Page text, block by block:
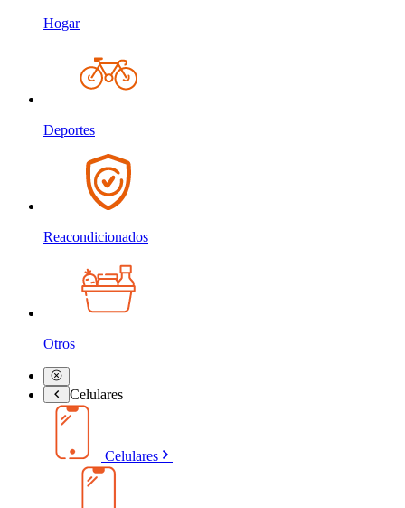
Hogar
Deportes
Reacondicionados
Otros
Celulares
Celulares